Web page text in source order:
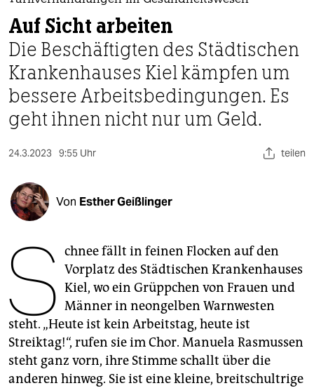
nord
wahrheit
verlag
verlag
veranstaltungen
fragen & hilfe
abo
genossenschaft
epaper login
Auf Sicht arbeiten
Die Beschäftigten des Städtischen
Krankenhauses Kiel kämpfen um
bessere Arbeitsbedingungen. Es
geht ihnen nicht nur um Geld.
24.3.2023 9:55 Uhr teilen
Von Esther Geißlinger
S chnee fällt in feinen Flocken auf den
Vorplatz des Städtischen Krankenhauses
Kiel, wo ein Grüppchen von Frauen und
Männer in neongelben Warnwesten
steht. „Heute ist kein Arbeitstag, heute ist
Streiktag!“, rufen sie im Chor. Manuela Rasmussen
steht ganz vorn, ihre Stimme schallt über die
anderen hinweg. Sie ist eine kleine, breitschultrige